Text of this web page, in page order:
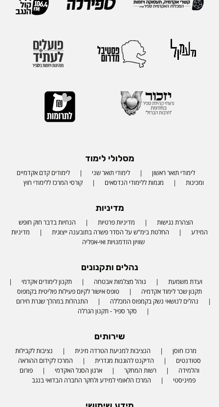
מסלולי לימוד
לימודי תואר ראשון לימודי תואר שני
לימודים קדם אקדמיים
ומכינות
מגמות ללימודי הנדסאים קורסי המרכז ללימודי חוץ
מדיניות
הצהרת נגישות מדיניות פרטיות
הנחיות בדבר חוק חופש
המידע
החלטת בימ"ש על הסדר פשרה בתובענה ייצוגית
מדיניות
שוויון הזדמנויות ואי-אפליה
נהלים ותקנונים
ועדת משמעת נוהל מצלמות אבטחה
תקנון לימודים אקדמי
תקנון שכר לימוד אקדמיה
טופס אישור לקיום פעילות פוליטית בקמפוס
נהלים לנושאי נשק בקמפוס המכללה
התנהלות במהלך שגרת חירום
סקר ספיר - תקנון הגרלה
שירותים
מרכז חוסן הנציבות למניעת הטרדה מינית
נציבות לקבילות
סטודנטים
הדיקנט להוגנות מגדרית
המרכז לקידום ההוראה
והלמידה
רשות המחקר ארגון הסגל האקדמי
פורום
פמיניסטי
המרכז הלאומי למידע ולחקר החברה הבדואי בנגב